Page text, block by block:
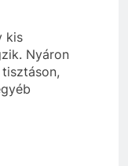
kis
Nyáron